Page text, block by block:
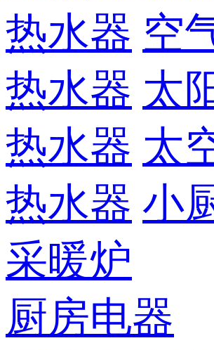
热水器 空
热水器 太
热水器 太
热水器 小
采暖炉
厨房电器